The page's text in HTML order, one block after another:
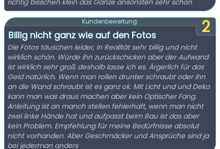
richtig bisschen klein das Ganze ansonsten sehr schön
2
Kundenbewertung:
Billig nicht ganz wie auf den Fotos
Die Fotos täuschen leider, in Realität sehr billig und nicht
wirklich schön. Würde ihn zurückschicken aber der Aufwand
ist wirklich sehr groß deshalb lasse ich es. Ärgerlich für das
Geld natürlich. Wenn man rollen drunter schraubt oder ihn
an die Wand schraubt ist es ganz ok. Mit Licht und und Deko
kann man was draus machen aber kein Optischer Fang.
Anleitung ist an manch stellen fehlerhaft, wenn man nicht
zwei linke Hände hat und aufpasst beim Bau ist das aber
kein Problem. Empfehlung für meine Bedürfnisse absolut
nicht vorhanden. Aber Geschmäcker und Ansprüche sind ja
bei jederman anders